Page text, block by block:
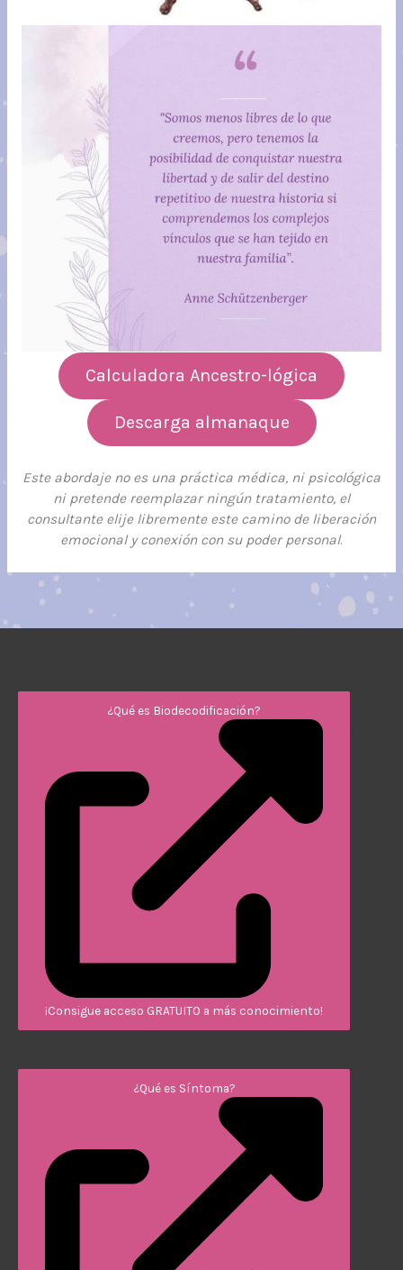
Calculadora Ancestro-lógica
Descarga almanaque
Este abordaje no es una práctica médica, ni psicológica
ni pretende reemplazar ningún tratamiento, el
consultante elije libremente este camino de liberación
emocional y conexión con su poder personal.
¿Qué es Biodecodificación?
¡Consigue acceso GRATUITO a más conocimiento!
¿Qué es Síntoma?